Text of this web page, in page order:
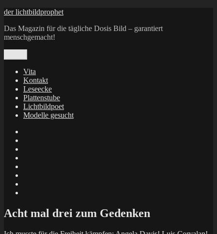
Zum
springen
der lichtbildprophet
Das Magazin für die tägliche Dosis Bild – garantiert
menschgemacht!
Vita
Kontakt
Leseecke
Plattenstube
Lichtbildpoet
Modelle gesucht
X
Acht mal drei zum Gedenken